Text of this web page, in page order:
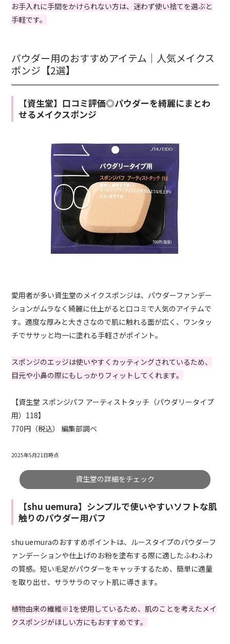
お手入れに手間をかけられない方は、迷わず使い捨てを選ぶと
手軽です。
パウダー用のおすすめアイテム｜人気メイクス
ポンジ【2選】
【資生堂】口コミ評価◎パウダーを綺麗にまとわ
せるメイクスポンジ
愛用者が多い資生堂のメイクスポンジは、パウダーファンデー
ションがムラなく綺麗に仕上がると口コミで人気のアイテムで
す。適度な厚みと大きさなので肌に触れる面が広く、ワンタッ
チでササッと均一に塗れる手軽さがポイント。
スポンジのエッジは使いやすくカッティングされているため、
目元や小鼻の際にもしっかりフィットしてくれます。
【資生堂 スポンジパフ アーティストタッチ（パウダリータイプ
用）118】
770円（税込） 編集部調べ
2025年5月21日時点
資生堂の詳細をチェック
【shu uemura】シンプルで使いやすいソフトな肌
触りのパウダー用パフ
shu uemuraのおすすめポイントは、ルースタイプのパウダーフ
ァンデーションや仕上げのお粉を塗布する際に適したふわふわ
の質感。短い毛足がパウダーをキャッチするため、簡単に適量
を取り出せ、サラサラのマット肌に導きます。
植物由来の繊維※1を使用しているため、肌のことを考えたメイ
クスポンジがほしい方にもおすすめです。